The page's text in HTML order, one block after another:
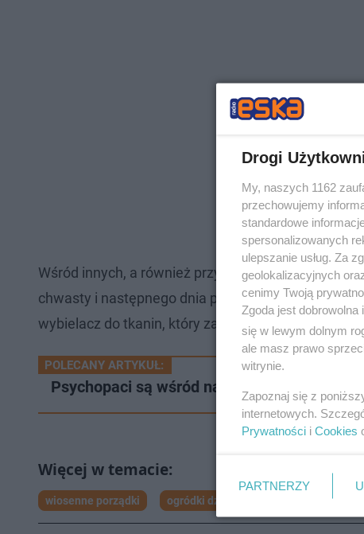
Wśród innych, a również przydatnych i prostych
chwasty i następnego dnia powinny zniknąć.
wybielacz do tkanin, który zawiera chlor.
POLECANY ARTYKUŁ:
Psychopaci są wśród nas! Naukowcy
wiosenne porządki ogródki działkowe
Drogi
My, naszych 1162
przechowujemy
standardowe
spersonalizowanych
ulepszanie usług. Za
geolokalizacyjnych
cenimy Twoją
Zgoda jest
się w lewym dolnym
ale masz prawo
witrynie.
Zapoznaj się z
internetowych.
Prywatności i Cookies
PARTNERZY